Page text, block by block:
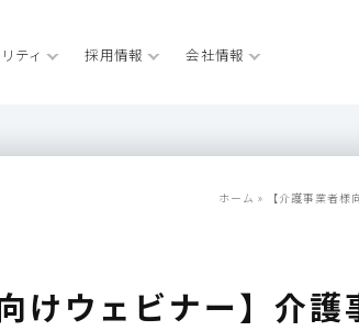
ティ 採用情報 会社情報
ホーム » 【介護事業者
けウェビナー】介護